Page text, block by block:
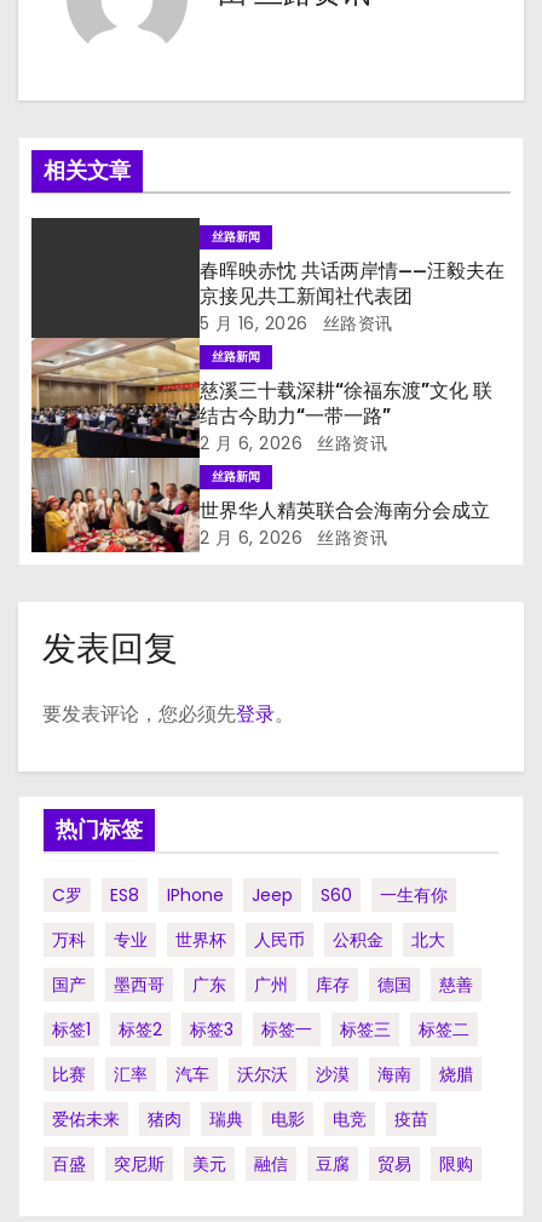
相关文章
丝路新闻
春晖映赤忱 共话两岸情——汪毅夫在
京接见共工新闻社代表团
5 月 16, 2026 丝路资讯
丝路新闻
慈溪三十载深耕“徐福东渡”文化 联
结古今助力“一带一路”
2 月 6, 2026 丝路资讯
丝路新闻
世界华人精英联合会海南分会成立
2 月 6, 2026 丝路资讯
发表回复
要发表评论，您必须先登录。
热门标签
C罗 ES8 IPhone Jeep S60
一生有你
万科
专业 世界杯 人民币 公积金
北大
国产
墨西哥 广东 广州 库存 德国
慈善
标签1
标签2 标签3 标签一 标签三
标签二
比赛
汇率 汽车 沃尔沃 沙漠 海南
烧腊
爱佑未来
猪肉 瑞典 电影 电竞
疫苗
百盛
突尼斯 美元 融信 豆腐 贸易 限购